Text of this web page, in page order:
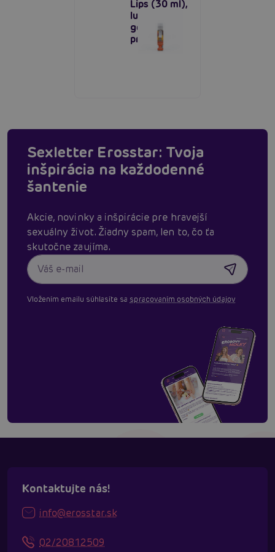
Lips (30 ml),
lubrikačný
gél s
príchuťou
Sexletter Erosstar: Tvoja
inšpirácia na každodenné
šantenie
Akcie, novinky a inšpirácie pre hravejší
sexuálny život. Žiadny spam, len to, čo ťa
skutočne zaujíma.
Vložením emailu súhlasíte sa spracovaním osobných údajov
Kontaktujte nás!
info@erosstar.sk
02/20812509